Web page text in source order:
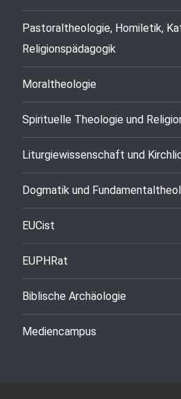
Pastoraltheologie, Homiletik,
Religionspädagogik
Moraltheologie
Spirituelle Theologie und
Liturgiewissenschaft und
Dogmatik und
EUCist
EUPHRat
Biblische Archäologie
Mediencampus